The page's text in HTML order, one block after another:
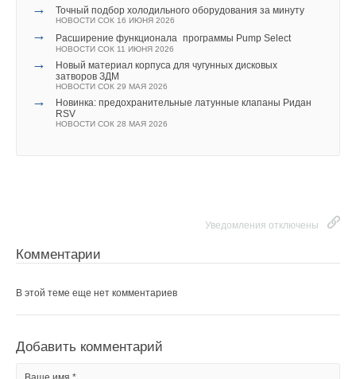
→ Точный подбор холодильного оборудования за минуту
НОВОСТИ СОК 16 ИЮНЯ 2026
→ Расширение функционала программы Pump Select
НОВОСТИ СОК 11 ИЮНЯ 2026
→
Новый материал корпуса для чугунных дисковых
затворов ЗДМ
НОВОСТИ СОК 29 МАЯ 2026
→
Новинка: предохранительные латунные клапаны Ридан
RSV
НОВОСТИ СОК 28 МАЯ 2026
Уведомления отключены
Комментарии
В этой теме еще нет комментариев
Добавить комментарий
Добавить комментарий
Ваше имя *
в двух модификациях: односкоростная и трехскоростная.